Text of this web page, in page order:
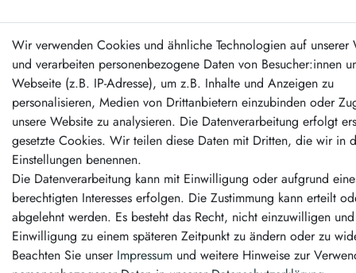
Wir verwenden Cookies und ähnliche Technologien auf unserer
und verarbeiten personenbezogene Daten von Besucher:innen
Webseite (z.B. IP-Adresse), um z.B. Inhalte und Anzeigen zu
personalisieren, Medien von Drittanbietern einzubinden oder
unsere Website zu analysieren. Die Datenverarbeitung erfolgt
gesetzte Cookies. Wir teilen diese Daten mit Dritten, die wir in
Einstellungen benennen.
Die Datenverarbeitung kann mit Einwilligung oder aufgrund
berechtigten Interesses erfolgen. Die Zustimmung kann erteilt
abgelehnt werden. Es besteht das Recht, nicht einzuwilligen
Einwilligung zu einem späteren Zeitpunkt zu ändern oder zu
Beachten Sie unser Impressum und weitere Hinweise zur